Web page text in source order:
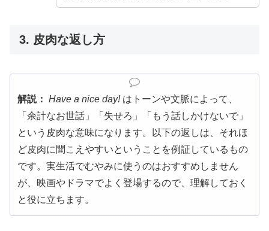
3. 皮肉な返し方
解説： Have a nice day!はトーンや文脈によって、
「余計なお世話」「失せろ」「もう話しかけないで」
という皮肉な意味になります。以下の返しは、それほ
ど皮肉に聞こえやすいということを例証しているもの
です。実生活でむやみに使うのはおすすめしません
が、映画やドラマでよく登場するので、理解しておく
と役に立ちます。